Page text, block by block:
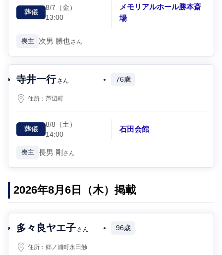
葬儀
8/7 （金）
13:00
メモリアルホール勝本斎
場
喪主 次男 勝也さん
寺井一行 さん 76歳
住所：芦辺町
葬儀
8/8 （土）
14:00
石田会館
喪主 長男 剛 さん
2026年8月6日（木）掲載
多々良ヤエ子 さん 96歳
住所：郷ノ浦町永田触